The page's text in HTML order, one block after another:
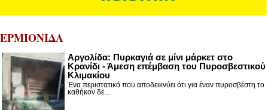
ΕΡΜΙΟΝΙΔΑ
Αργολίδα: Πυρκαγιά σε μίνι μάρκετ στο
Κρανίδι - Άμεση επέμβαση του Πυροσβεστικού
Κλιμακίου
Ένα περιστατικό που αποδεικνύει ότι για έναν πυροσβέστη το
καθήκον δε...